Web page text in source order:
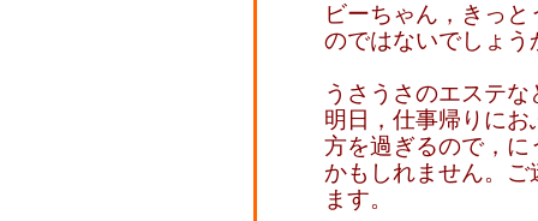
ビーちゃん，きっ
のではないでしょ
うさうさのエステ
明日，仕事帰りに
方を過ぎるので，
かもしれません。
ます。